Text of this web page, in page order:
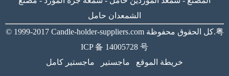
الشمعدان حامل
© 1999-2017 Candle-holder-suppliers.com كل الحقوق محفوظة.粤
ICP 备 14005728 号
خريطة الموقع
ماجستير ماجستير كامل